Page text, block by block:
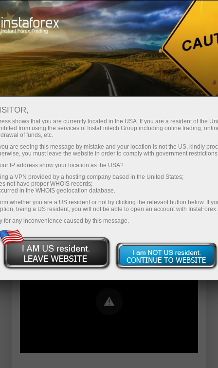
For Traders Forex Analytics
InstaForex TV
Forex calendar
Trader’s calendar on March 28: Any
winners in Trump’s tariff game? (vi)
Mở tài khoản giao dịch
Mở tài khoản demo
Error loading YouTube: Video could not
be played
shows that you are currently located in the USA. If you are a resident of the
from using the services of InstaFintech Group including online trading,
of funds, etc.
are seeing this message by mistake and your location is not the US, kindly
you must leave the website in order to comply with government
IP address show your location as the USA?
a VPN provided by a hosting company based in the United States;
not have proper WHOIS records;
in the WHOIS geolocation database.
whether you are a US resident or not by clicking the relevant button below. If
being a US resident, you will not be able to open an account with InstaForex
for any inconvenience caused by this message.